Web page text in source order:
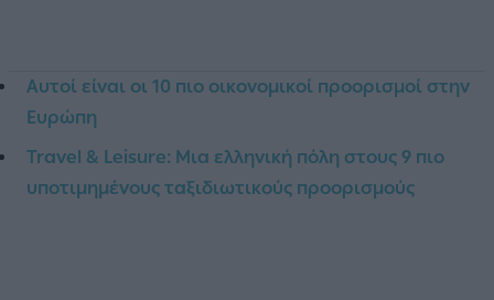
Αυτοί είναι οι 10 πιο οικονομικοί προορισμοί στην
Ευρώπη
Travel & Leisure: Μια ελληνική πόλη στους 9 πιο
υποτιμημένους ταξιδιωτικούς προορισμούς